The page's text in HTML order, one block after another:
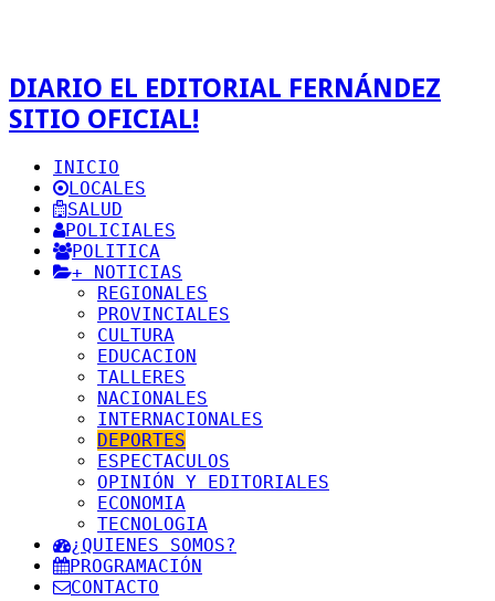
DIARIO EL EDITORIAL FERNÁNDEZ
SITIO OFICIAL!
INICIO
LOCALES
SALUD
POLICIALES
POLITICA
+ NOTICIAS
REGIONALES
PROVINCIALES
CULTURA
EDUCACION
TALLERES
NACIONALES
INTERNACIONALES
DEPORTES
ESPECTACULOS
OPINIÓN Y EDITORIALES
ECONOMIA
TECNOLOGIA
¿QUIENES SOMOS?
PROGRAMACIÓN
CONTACTO